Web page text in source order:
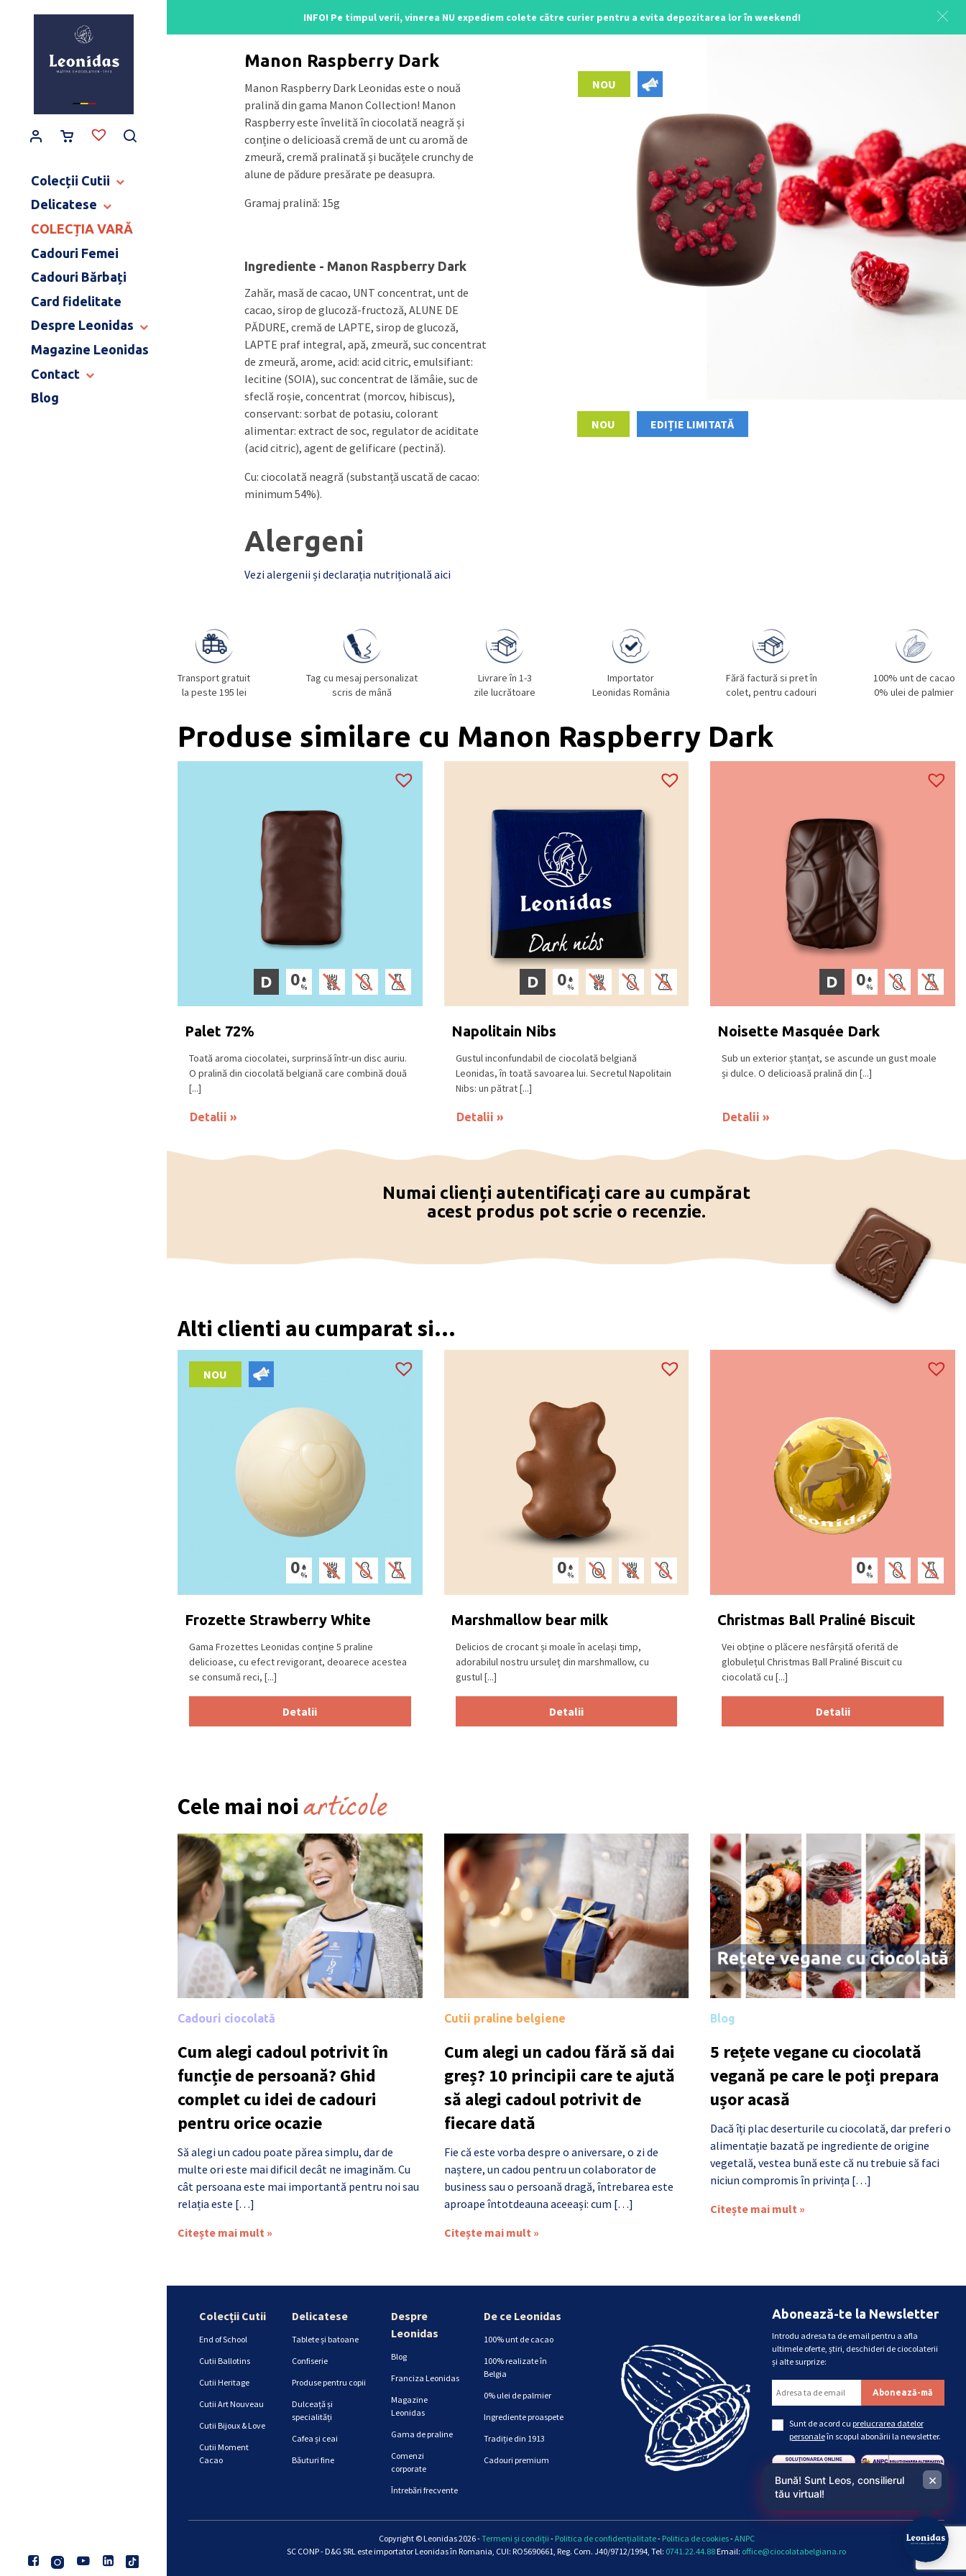
INFO! Pe timpul verii, vinerea NU expediem colete către curier pentru a evita depozitarea lor în weekend!
Main Navigation
Colecții Cutii
CUTII BALLOTINS
CUTII ART NOUVEAU
CUTII BIJOUX & LOVE
CUTII MOMENT CACAO
COLECȚIE CERAMICĂ
END OF SCHOOL
Delicatese
TABLETE ȘI BATOANE
DULCEAȚĂ ȘI SPECIALITĂȚI
CAFEA ȘI CEAI
BĂUTURI FINE
COLECȚIA VARĂ
Cadouri Femei
Cadouri Bărbați
Card fidelitate
Despre Leonidas
POVESTEA LEONIDAS
CATALOG PAȘTE 2026
Magazine Leonidas
Contact
MAGAZINE LEONIDAS
Blog
Manon Raspberry Dark
Manon Raspberry Dark Leonidas este o nouă
pralină din gama Manon Collection! Manon
Raspberry este învelită în ciocolată neagră și
conține o delicioasă cremă de unt cu aromă de
zmeură, cremă pralinată și bucățele crunchy de
alune de pădure presărate pe deasupra.
Gramaj pralină: 15g
Ingrediente - Manon Raspberry Dark
Zahăr, masă de cacao, UNT concentrat, unt de
cacao, sirop de glucoză-fructoză, ALUNE DE
PĂDURE, cremă de LAPTE, sirop de glucoză,
LAPTE praf integral, apă, zmeură, suc concentrat
de zmeură, arome, acid: acid citric, emulsifiant:
lecitine (SOIA), suc concentrat de lămâie, suc de
sfeclă roșie, concentrat (morcov, hibiscus),
conservant: sorbat de potasiu, colorant
alimentar: extract de soc, regulator de aciditate
(acid citric), agent de gelificare (pectină).
Cu: ciocolată neagră (substanță uscată de cacao:
minimum 54%).
Alergeni
Vezi alergenii și declarația nutrițională aici
NOU
NOU EDIȚIE LIMITATĂ
Transport gratuit
la peste 195 lei
Tag cu mesaj personalizat
scris de mână
Livrare în 1-3
zile lucrătoare
Importator
Leonidas România
Fără factură si pret în
colet, pentru cadouri
100% unt de cacao
0% ulei de palmier
Produse similare cu Manon Raspberry Dark
D
Palet 72%
Toată aroma ciocolatei, surprinsă într-un disc auriu.
O pralină din ciocolată belgiană care combină două
[...]
Detalii
D
Napolitain Nibs
Gustul inconfundabil de ciocolată belgiană
Leonidas, în toată savoarea lui. Secretul Napolitain
Nibs: un pătrat [...]
Detalii
D
Noisette Masquée Dark
Sub un exterior ștanțat, se ascunde un gust moale
și dulce. O delicioasă pralină din [...]
Detalii
Numai clienți autentificați care au cumpărat
acest produs pot scrie o recenzie.
Alti clienti au cumparat si...
NOU
Frozette Strawberry White
Gama Frozettes Leonidas conține 5 praline
delicioase, cu efect revigorant, deoarece acestea
se consumă reci, [...]
Detalii
Marshmallow bear milk
Delicios de crocant și moale în același timp,
adorabilul nostru ursuleț din marshmallow, cu
gustul [...]
Detalii
Christmas Ball Praliné Biscuit
Vei obține o plăcere nesfârșită oferită de
globulețul Christmas Ball Praliné Biscuit cu
ciocolată cu [...]
Detalii
Cele mai noi articole
Cadouri ciocolată
Cum alegi cadoul potrivit în
funcție de persoană? Ghid
complet cu idei de cadouri
pentru orice ocazie
Să alegi un cadou poate părea simplu, dar de
multe ori este mai dificil decât ne imaginăm. Cu
cât persoana este mai importantă pentru noi sau
relația este […]
Citește mai mult »
Cutii praline belgiene
Cum alegi un cadou fără să dai
greș? 10 principii care te ajută
să alegi cadoul potrivit de
fiecare dată
Fie că este vorba despre o aniversare, o zi de
naștere, un cadou pentru un colaborator de
business sau o persoană dragă, întrebarea este
aproape întotdeauna aceeași: cum […]
Citește mai mult »
Blog
5 rețete vegane cu ciocolată
vegană pe care le poți prepara
ușor acasă
Dacă îți plac deserturile cu ciocolată, dar preferi o
alimentație bazată pe ingrediente de origine
vegetală, vestea bună este că nu trebuie să faci
niciun compromis în privința […]
Citește mai mult »
Colecții Cutii
End of School
Cutii Ballotins
Cutii Heritage
Cutii Art Nouveau
Cutii Bijoux & Love
Cutii Moment
Cacao
Delicatese
Tablete și batoane
Confiserie
Produse pentru copii
Dulceață și
specialități
Cafea și ceai
Băuturi fine
Despre
Leonidas
Blog
Franciza Leonidas
Magazine
Leonidas
Gama de praline
Comenzi
corporate
Întrebări frecvente
De ce Leonidas
100% unt de cacao
100% realizate în
Belgia
0% ulei de palmier
Ingrediente proaspete
Tradiție din 1913
Cadouri premium
Abonează-te la Newsletter
Introdu adresa ta de email pentru a afla
ultimele oferte, știri, deschideri de ciocolaterii
și alte surprize:
Sunt de acord cu prelucrarea datelor
personaleîn scopul abonării la newsletter.
Copyright © Leonidas 2026 -Termeni și condiții - Politica de confidențialitate- Politica de cookies-ANPC
SC CONP - D&G SRL este importator Leonidas în Romania, CUI: RO5690661, Reg. Com. J40/9712/1994, Tel: 0741.22.44.88 Email: office@ciocolatabelgiana.ro
Bună! Sunt Leos, consilierul
tău virtual!
×